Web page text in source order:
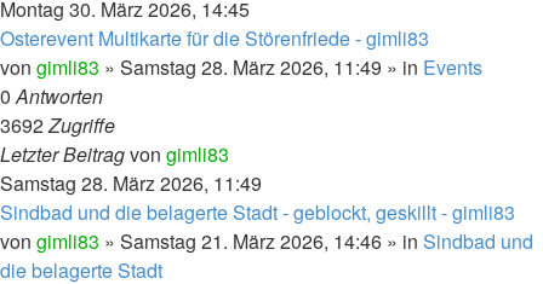
Montag 30. März 2026, 14:45
Osterevent Multikarte für die Störenfriede - gimli83
von gimli83 » Samstag 28. März 2026, 11:49 » in Events
0Antworten
3692Zugriffe
Letzter Beitragvon gimli83
Samstag 28. März 2026, 11:49
Sindbad und die belagerte Stadt - geblockt, geskillt - gimli83
von gimli83 » Samstag 21. März 2026, 14:46 » in Sindbad und
die belagerte Stadt